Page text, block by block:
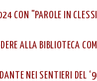
CON "PAROLE IN
ALLA BIBLIOTECA
NEI SENTIERI DEL